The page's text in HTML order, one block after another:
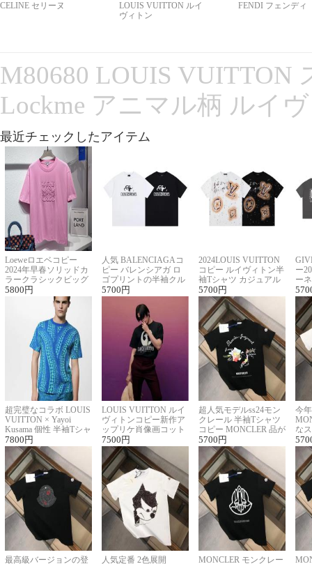
CELINE セリーヌ
LOUIS VUITTON ルイ
ヴィトン
FENDI フェンディ
M80680 LOUIS VUITTON
Lockme アニマル柄 ルイ
最近チェックしたアイテム
Loeweロエベコピー
2024年早春ソリッドカ
ラークラシックビッグ
ロゴ刺繍Tシャツ
5800 円
人気 BALENCIAGAコ
ピー バレンシアガ ロ
ゴプリントの半袖クル
ーネックTシャツ
5700 円
2024LOUIS VUITTON
コピー ルイヴィトン半
袖Tシャツ カジュアル
に馴染む 2色展開
5700 円
ー
ー
ー
超完璧なコラボ LOUIS
VUITTON × Yayoi
Kusama 個性 半袖Tシャ
ツコピー男女兼用
7800 円
LOUIS VUITTON ルイ
ヴィトンコピー新作ア
ップリケ肖像画コット
ンニット半袖Tシャツ
7500 円
超人気モデルss24モン
クレール 半袖Tシャツ
コピー MONCLER 品が
良く見た目
5700 円
今
な
ル
最高級バージョンの登
人気定番 2色展開
MONCLER モンクレー